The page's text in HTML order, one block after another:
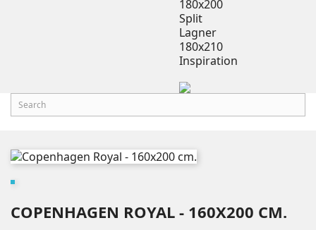
180x200
Split
Lagner
180x210
Inspiration
COPENHAGEN ROYAL - 160X200 CM.